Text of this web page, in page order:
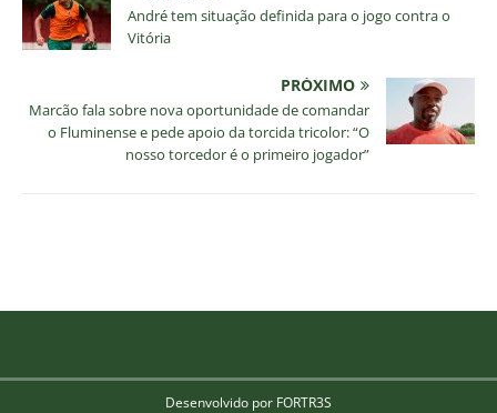
André tem situação definida para o jogo contra o
Vitória
PRÓXIMO
Marcão fala sobre nova oportunidade de comandar
o Fluminense e pede apoio da torcida tricolor: “O
nosso torcedor é o primeiro jogador”
Desenvolvido por FORTR3S